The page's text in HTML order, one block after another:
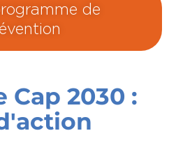
de
Cap 2030 :